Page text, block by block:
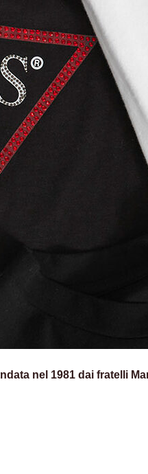
nel 1981 dai fratelli
ACCONCIATURE
Cosa sono i dreadlock
significato curiosità e